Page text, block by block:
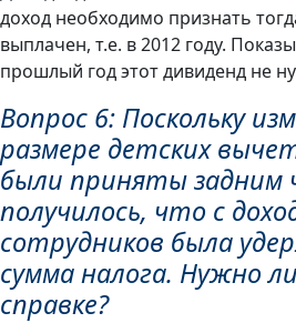
доход необходимо признать
выплачен, т.е. в 2012 году.
прошлый год этот дивиденд не
Вопрос 6: Поскольку
размере детских
были приняты задним
получилось, что с
сотрудников была
сумма налога. Нужно
справке?